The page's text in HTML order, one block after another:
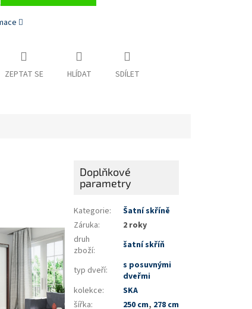
ZEPTAT SE HLÍDAT SDÍLET
Doplňkové
parametry
Kategorie:
Šatní skříně
Záruka:
2 roky
druh
zboží: šatní skříň
typ dveří:
s posuvnými
dveřmi
kolekce:
SKA
šířka: 250 cm, 278 cm